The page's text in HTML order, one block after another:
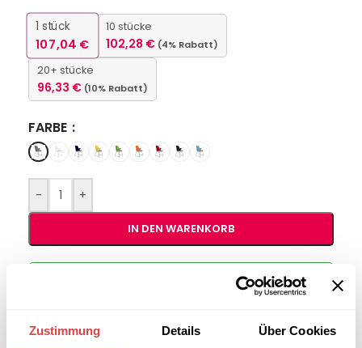
Zustimmung Details Über Cookies
1 stück
107,04 €
10 stücke
102,28 € (4% Rabatt)
20+ stücke
96,33 € (10% Rabatt)
FARBE
- +
IN DEN WARENKORB
B2B-Angebot
anfordern